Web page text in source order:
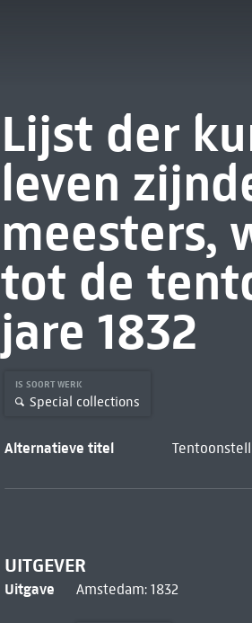
Lijst der
leven
meesters,
tot de
jare 1832
IS SOORT WERK
Special collections
Alternatieve titel
UITGEVER
Uitgave Amstedam: 1832